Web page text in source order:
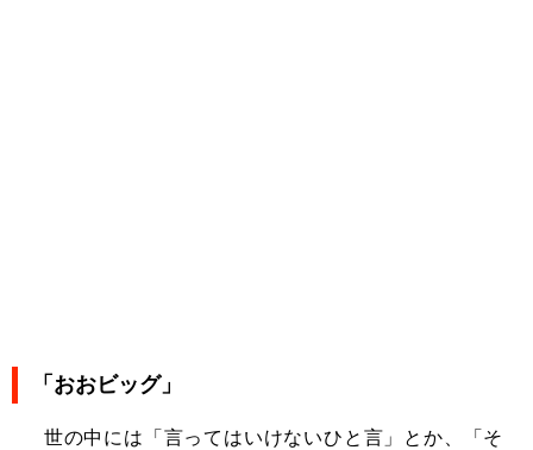
「おおビッグ」
世の中には「言ってはいけないひと言」とか、「そ